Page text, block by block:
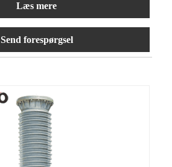
Læs mere
Send forespørgsel